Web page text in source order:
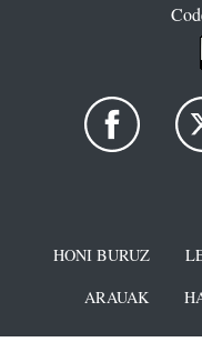
HONI BURUZ
ARAUAK